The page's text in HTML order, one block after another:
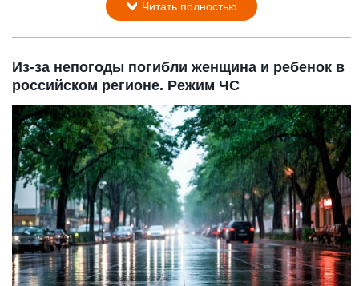
Читать полностью
Из-за непогоды погибли женщина и ребенок в
российском регионе. Режим ЧС